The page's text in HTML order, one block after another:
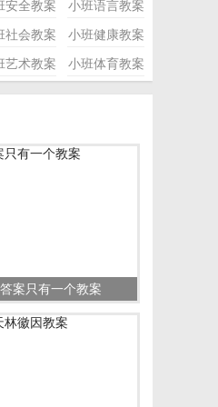
安全教案
小班语言教案
社会教案
小班健康教案
艺术教案 小班体育教案
案只有一个教案